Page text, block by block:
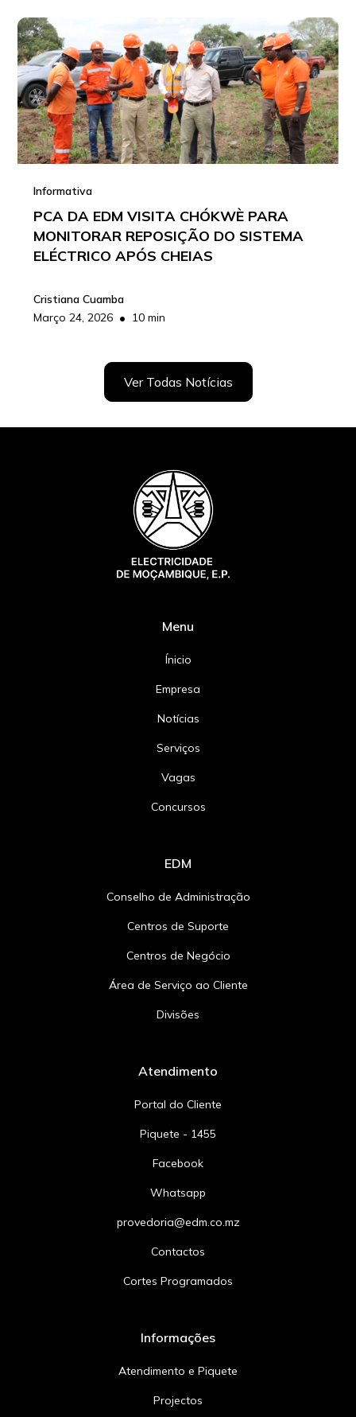
Informativa
PCA DA EDM VISITA CHÓKWÈ PARA
MONITORAR REPOSIÇÃO DO SISTEMA
ELÉCTRICO APÓS CHEIAS
Cristiana Cuamba
Março 24, 2026 • 10 min
Ver Todas Notícias
Menu
Ínicio
Empresa
Notícias
Serviços
Vagas
Concursos
EDM
Conselho de Administração
Centros de Suporte
Centros de Negócio
Área de Serviço ao Cliente
Divisões
Atendimento
Portal do Cliente
Piquete - 1455
Facebook
Whatsapp
provedoria@edm.co.mz
Contactos
Cortes Programados
Informações
Atendimento e Piquete
Projectos